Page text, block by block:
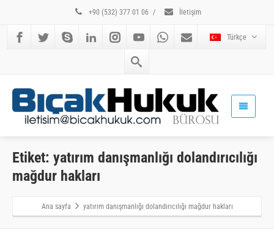
+90 (532) 377 01 06 / İletişim
Türkçe
Etiket: yatırım danışmanlığı dolandırıcılığı
mağdur hakları
Ana sayfa yatırım danışmanlığı dolandırıcılığı mağdur hakları